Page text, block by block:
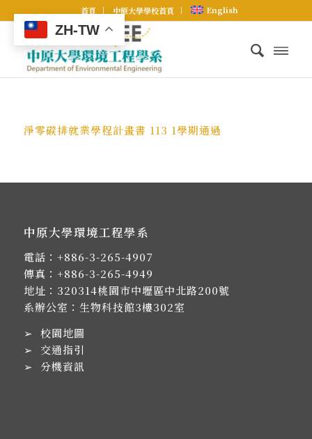
首頁 中原大學學校首頁 English
淨零碳排就業學程計畫書 113 1學期通過
中原大學環境工程學系
電話： +886-3-265-4907
傳真：+886-3-265-4949
地址： 320314桃園市中壢區中北路200號
系辦公室：生物科技館3樓302室
➢ 校園地圖
➢ 交通指引
➢ 分機資訊
ZH-TW